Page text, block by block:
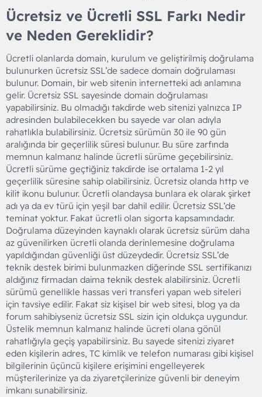
Ücretsiz ve Ücretli SSL Farkı Nedir
ve Neden Gereklidir?​
Ücretli olanlarda domain, kurulum ve geliştirilmiş doğrulama
bulunurken ücretsiz SSL’de sadece domain doğrulaması
bulunur. Domain, bir web sitenin internetteki adı anlamına
gelir. Ücretsiz SSL sayesinde domain doğrulaması
yapabilirsiniz. Bu olmadığı takdirde web sitenizi yalnızca IP
adresinden bulabilecekken bu sayede var olan adıyla
rahatlıkla bulabilirsiniz. Ücretsiz sürümün 30 ile 90 gün
aralığında bir geçerlilik süresi bulunur. Bu süre zarfında
memnun kalmanız halinde ücretli sürüme geçebilirsiniz.
Ücretli sürüme geçtiğiniz takdirde ise ortalama 1-2 yıl
geçerlilik süresine sahip olabilirsiniz. Ücretsiz olanda http ve
kilit ikonu bulunur. Ücretli olandaysa bunlara ek olarak şirket
adı ya da ev türü için yeşil bar dahil edilir. Ücretsiz SSL’de
teminat yoktur. Fakat ücretli olan sigorta kapsamındadır.
Doğrulama düzeyinden kaynaklı olarak ücretsiz sürüm daha
az güvenilirken ücretli olanda derinlemesine doğrulama
yapıldığından güvenliği üst düzeydedir. Ücretsiz SSL’de
teknik destek birimi bulunmazken diğerinde SSL sertifikanızı
aldığınız firmadan daima teknik destek alabilirsiniz. Ücretli
sürümü genellikle hassas veri transferi yapan web siteleri
için tavsiye edilir. Fakat siz kişisel bir web sitesi, blog ya da
forum sahibiyseniz ücretsiz SSL sizin için oldukça uygundur.
Üstelik memnun kalmanız halinde ücreti olana gönül
rahatlığıyla geçiş yapabilirsiniz. Bu sayede sitenizi ziyaret
eden kişilerin adres, TC kimlik ve telefon numarası gibi kişisel
bilgilerinin üçüncü kişilere erişimini engelleyerek
müşterilerinize ya da ziyaretçilerinize güvenli bir deneyim
imkanı sunabilirsiniz.